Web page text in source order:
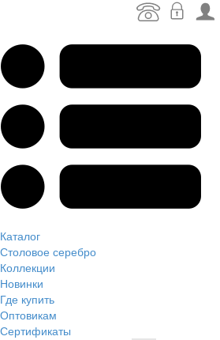
Каталог
Столовое серебро
Коллекции
Новинки
Где купить
Оптовикам
Сертификаты